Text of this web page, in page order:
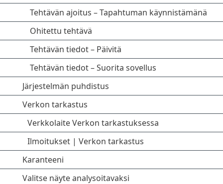
Tehtävän ajoitus – Tapahtuman käynnistämänä
Ohitettu tehtävä
Tehtävän tiedot – Päivitä
Tehtävän tiedot – Suorita sovellus
Järjestelmän puhdistus
Verkon tarkastus
Verkkolaite Verkon tarkastuksessa
Ilmoitukset | Verkon tarkastus
Karanteeni
Valitse näyte analysoitavaksi